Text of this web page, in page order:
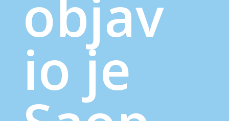
objav
io je